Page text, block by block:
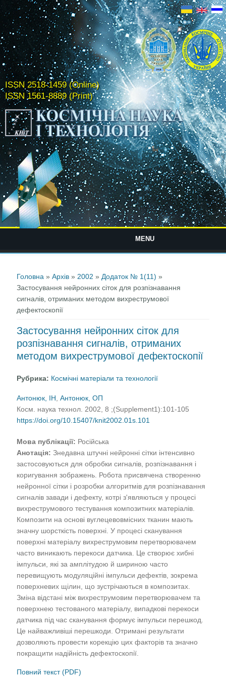
ISSN 2518-1459 (Online)
ISSN 1561-8889 (Print)
MENU
Головна »Архів » 2002 » Додаток № 1(11) »
Застосування нейронних сіток для розпізнавання
сигналів, отриманих методом вихреструмової
дефектоскопії
Застосування нейронних сіток для
розпізнавання сигналів, отриманих
методом вихреструмової дефектоскопії
Рубрика: Космічні матеріали та технології
Антонюк, ІН ,Антонюк, ОП
Косм. наука технол. 2002, 8 ;(Supplement1):101-105
https://doi.org/10.15407/knit2002.01s.101
Мова публікації: Російська
Анотація:Знедавна штучні нейронні сітки інтенсивно
застосовуються для обробки сигналів, розпізнавання і
коригування зображень. Робота присвячена створенню
нейронної сітки і розробки алгоритмів для розпізнавання
сигналів завади і дефекту, котрі з'являються у процесі
вихреструмового тестування композитних матеріалів.
Композити на основі вуглецевовмісних тканин мають
значну шорсткість поверхні. У процесі сканування
поверхні матеріалу вихреструмовим перетворювачем
часто виникають перекоси датчика. Це створює хибні
імпульси, які за амплітудою й шириною часто
перевищують модуляційні імпульси дефектів, зокрема
поверхневих щілин, що зустрічаються в композитах.
Зміна відстані між вихреструмовим перетворювачем та
поверхнею тестованого матеріалу, випадкові перекоси
датчика під час сканування формує імпульси перешкод.
Це найважливіші перешкоди. Отримані результати
дозволяють провести корекцію цих факторів та значно
покращити надійність дефектоскопії.
Повний текст (PDF)